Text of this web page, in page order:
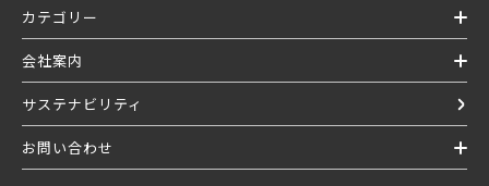
カテゴリー
会社案内
サステナビリティ
お問い合わせ